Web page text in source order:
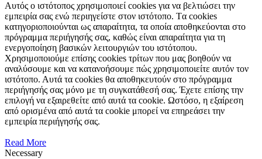
Αυτός ο ιστότοπος χρησιμοποιεί cookies για να βελτιώσει την
εμπειρία σας ενώ περιηγείστε στον ιστότοπο. Tα cookies
κατηγοριοποιούνται ως απαραίτητα, τα οποία αποθηκεύονται στο
πρόγραμμα περιήγησής σας, καθώς είναι απαραίτητα για τη
ενεργοποίηση βασικών λειτουργιών του ιστότοπου.
Χρησιμοποιούμε επίσης cookies τρίτων που μας βοηθούν να
αναλύσουμε και να κατανοήσουμε πώς χρησιμοποιείτε αυτόν τον
ιστότοπο. Αυτά τα cookies θα αποθηκευτούν στο πρόγραμμα
περιήγησής σας μόνο με τη συγκατάθεσή σας. Έχετε επίσης την
επιλογή να εξαιρεθείτε από αυτά τα cookie. Ωστόσο, η εξαίρεση
από ορισμένα από αυτά τα cookie μπορεί να επηρεάσει την
εμπειρία περιήγησής σας.
Read More
Necessary